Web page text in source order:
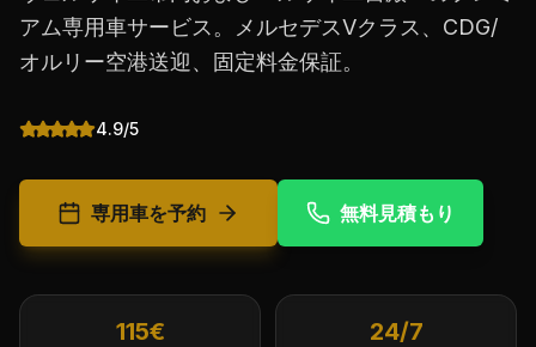
アム専用車サービス。メルセデスVクラス、CDG/
オルリー空港送迎、固定料金保証。
4.9/5
専用車を予約 無料見積もり
115€ 24/7